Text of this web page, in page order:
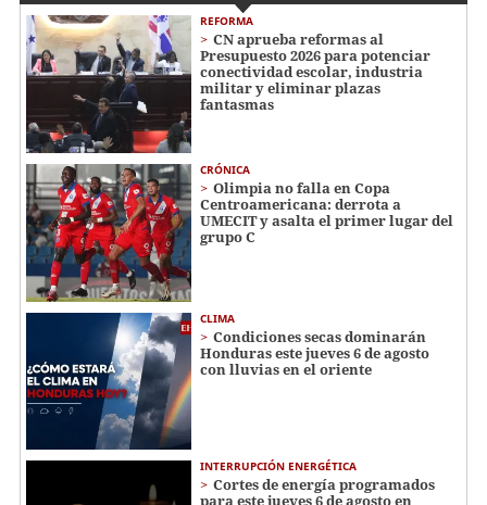
REFORMA
CN aprueba reformas al
Presupuesto 2026 para potenciar
conectividad escolar, industria
militar y eliminar plazas
fantasmas
CRÓNICA
Olimpia no falla en Copa
Centroamericana: derrota a
UMECIT y asalta el primer lugar del
grupo C
CLIMA
Condiciones secas dominarán
Honduras este jueves 6 de agosto
con lluvias en el oriente
INTERRUPCIÓN ENERGÉTICA
Cortes de energía programados
para este jueves 6 de agosto en